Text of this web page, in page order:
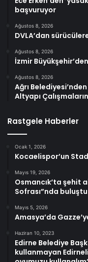
başvuruyor
Ağustos 8, 2026
DVLA’dan
Ağustos 8, 2026
İzmir Büyükşehir’den
Ağustos 8, 2026
Ağrı
Altyapı
Rastgele Haberler
Ocak 1, 2026
Kocaelispor’un
Mayıs 19, 2026
Osmancık’ta şehit
Sofrası”nda buluştu
Mayıs 5, 2026
Amasya’da
Haziran 10, 2023
Edirne Belediye
kullanmayan